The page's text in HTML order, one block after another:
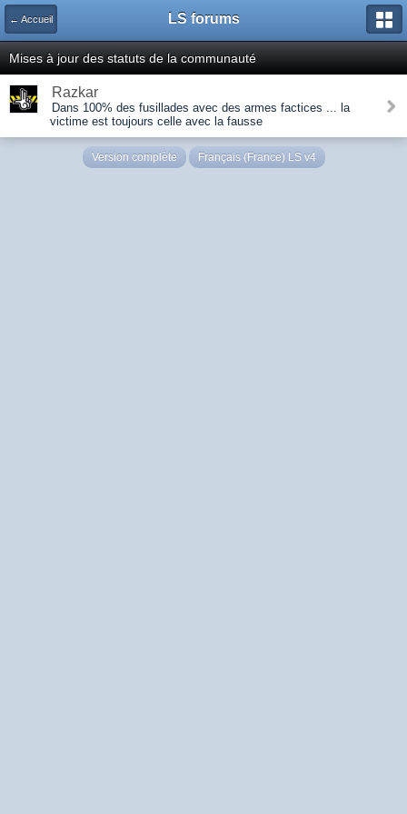
← Accueil LS forums
Mises à jour des statuts de la communauté
Razkar
Dans 100% des fusillades avec des armes factices ... la
victime est toujours celle avec la fausse
Version complète Français (France) LS v4